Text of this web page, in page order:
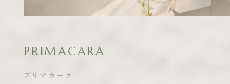
PRIMACARA
プリマカーラ